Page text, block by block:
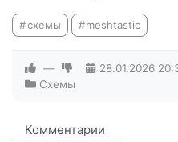
схемы meshtastic
— 28.01.2026
Схемы
Комментарии